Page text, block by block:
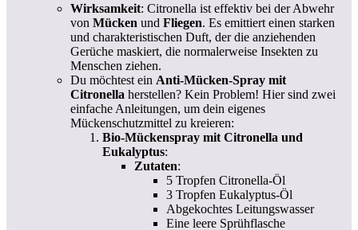
Wirksamkeit: Citronella ist effektiv bei der Abwehr
von Mücken und Fliegen. Es emittiert einen starken
und charakteristischen Duft, der die anziehenden
Gerüche maskiert, die normalerweise Insekten zu
Menschen ziehen.
Du möchtest ein Anti-Mücken-Spray mit
Citronella herstellen? Kein Problem! Hier sind zwei
einfache Anleitungen, um dein eigenes
Mückenschutzmittel zu kreieren:
Bio-Mückenspray mit Citronella und
Eukalyptus:
Zutaten:
5 Tropfen Citronella-Öl
3 Tropfen Eukalyptus-Öl
Abgekochtes Leitungswasser
Eine leere Sprühflasche